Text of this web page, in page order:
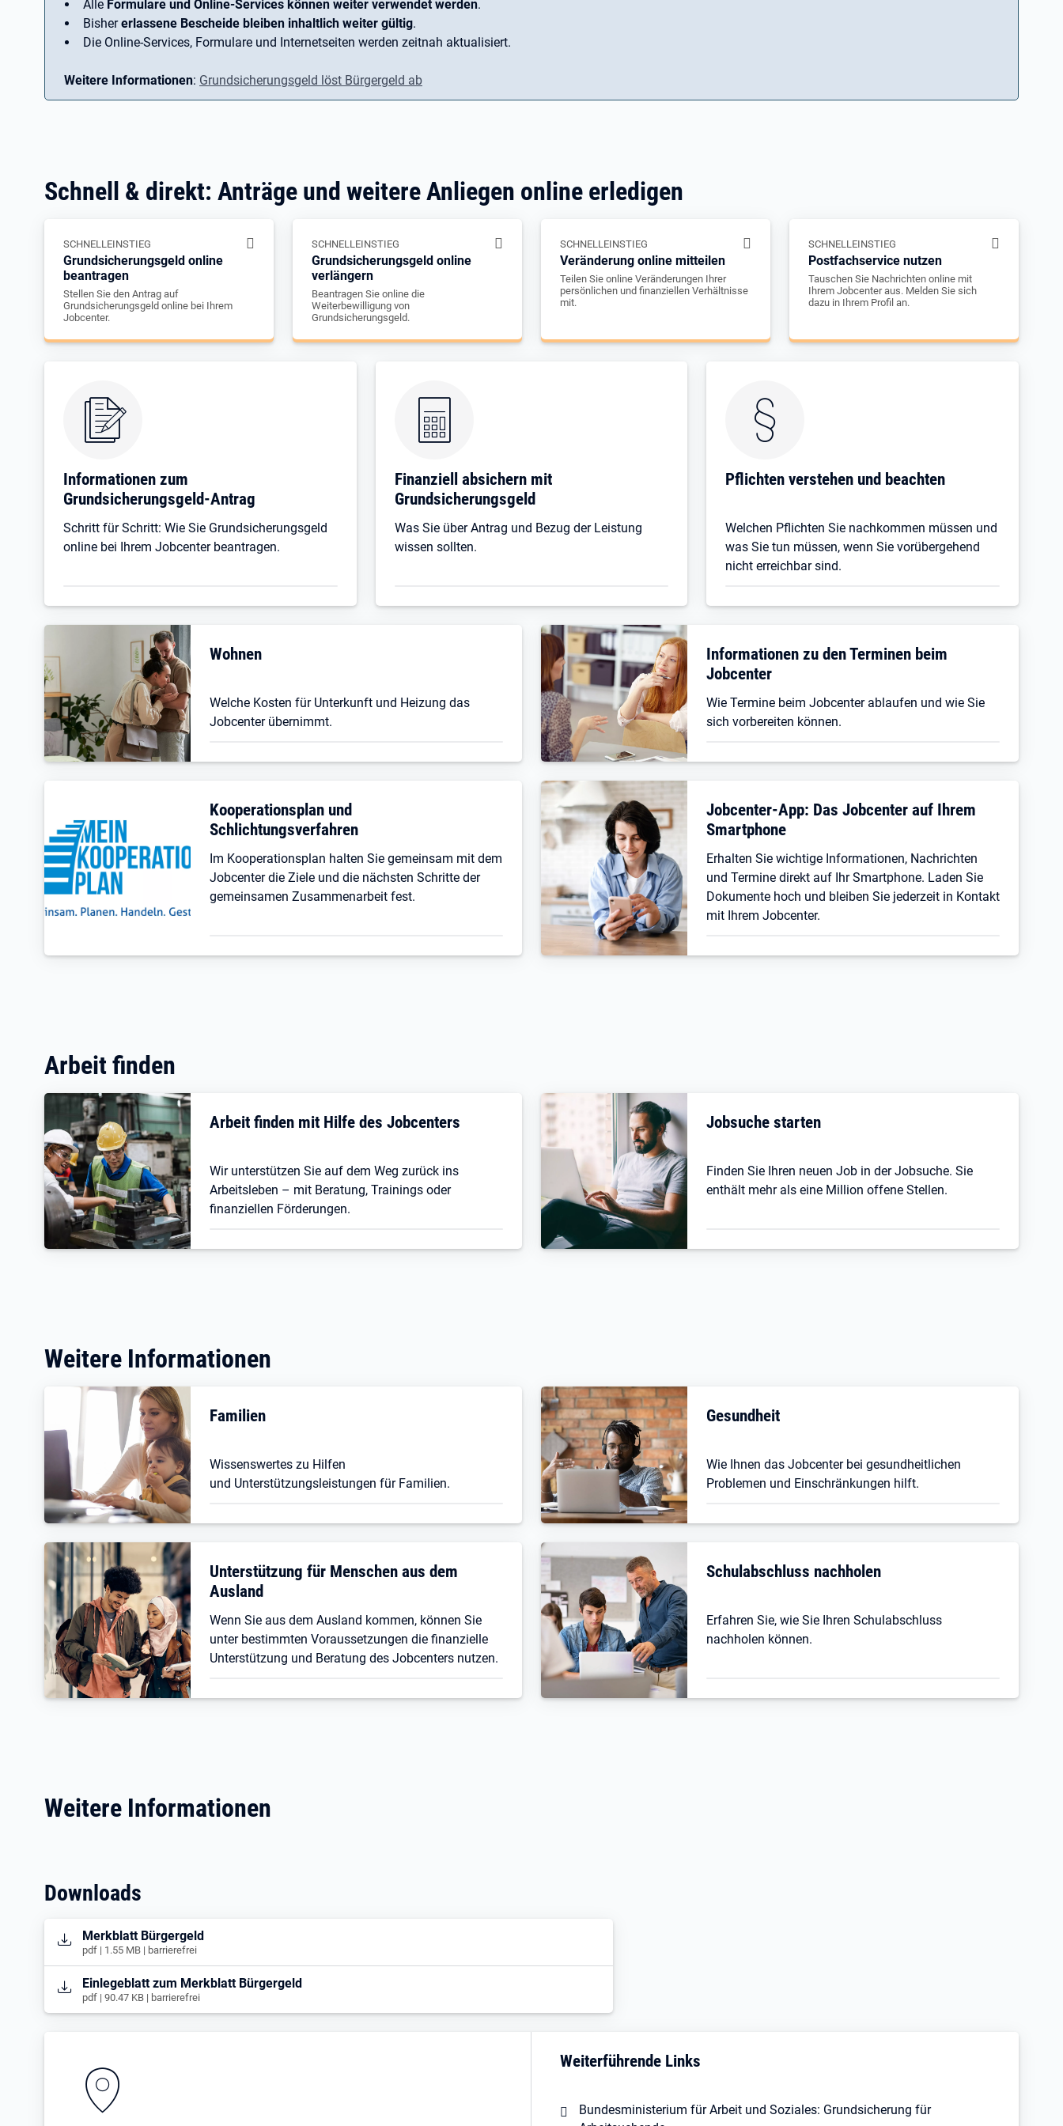
Alle Formulare und Online-Services können weiter verwendet werden.
Bishererlassene Bescheide bleiben inhaltlich weiter gültig.
Die Online-Services, Formulare und Internetseiten werden zeitnah aktualisiert.
Weitere Informationen: Grundsicherungsgeld löst Bürgergeld ab
Schnell & direkt: Anträge und weitere Anliegen online erledigen
SCHNELLEINSTIEG
Grundsicherungsgeld online
beantragen
Stellen Sie den Antrag auf
Grundsicherungsgeld online bei Ihrem
Jobcenter.
SCHNELLEINSTIEG
Grundsicherungsgeld online
verlängern
Beantragen Sie online die
Weiterbewilligung von
Grundsicherungsgeld.
SCHNELLEINSTIEG
Veränderung online mitteilen
Teilen Sie online Veränderungen Ihrer
persönlichen und finanziellen Verhältnisse
mit.
SCHNELLEINSTIEG
Postfachservice nutzen
Tauschen Sie Nachrichten online mit
Ihrem Jobcenter aus. Melden Sie sich
dazu in Ihrem Profil an.
Informationen zum
Grundsicherungsgeld-Antrag
Schritt für Schritt: Wie Sie Grundsicherungsgeld
online bei Ihrem Jobcenter beantragen.
Finanziell absichern mit
Grundsicherungsgeld
Was Sie über Antrag und Bezug der Leistung
wissen sollten.
Pflichten verstehen und beachten
Welchen Pflichten Sie nachkommen müssen und
was Sie tun müssen, wenn Sie vorübergehend
nicht erreichbar sind.
Wohnen
Welche Kosten für Unterkunft und Heizung das
Jobcenter übernimmt.
Informationen zu den Terminen beim
Jobcenter
Wie Termine beim Jobcenter ablaufen und wie Sie
sich vorbereiten können.
Kooperationsplan und
Schlichtungsverfahren
Im Kooperationsplan halten Sie gemeinsam mit dem
Jobcenter die Ziele und die nächsten Schritte der
gemeinsamen Zusammenarbeit fest.
Jobcenter-App: Das Jobcenter auf Ihrem
Smartphone
Erhalten Sie wichtige Informationen, Nachrichten
und Termine direkt auf Ihr Smartphone. Laden Sie
Dokumente hoch und bleiben Sie jederzeit in Kontakt
mit Ihrem Jobcenter.
Arbeit finden
Arbeit finden mit Hilfe des Jobcenters
Wir unterstützen Sie auf dem Weg zurück ins
Arbeitsleben – mit Beratung, Trainings oder
finanziellen Förderungen.
Jobsuche starten
Finden Sie Ihren neuen Job in der Jobsuche. Sie
enthält mehr als eine Million offene Stellen.
Weitere Informationen
Familien
Wissenswertes zu Hilfen
und Unterstützungsleistungen für Familien.
Gesundheit
Wie Ihnen das Jobcenter bei gesundheitlichen
Problemen und Einschränkungen hilft.
Unterstützung für Menschen aus dem
Ausland
Wenn Sie aus dem Ausland kommen, können Sie
unter bestimmten Voraussetzungen die finanzielle
Unterstützung und Beratung des Jobcenters nutzen.
Schulabschluss nachholen
Erfahren Sie, wie Sie Ihren Schulabschluss
nachholen können.
Weitere Informationen
Downloads
Öffnet in neuem Tab
Merkblatt Bürgergeld
pdf | 1.55 MB | barrierefrei
Öffnet in neuem Tab
Einlegeblatt zum Merkblatt Bürgergeld
pdf | 90.47 KB | barrierefrei
Weiterführende Links
Bundesministerium für Arbeit und Soziales: Grundsicherung für